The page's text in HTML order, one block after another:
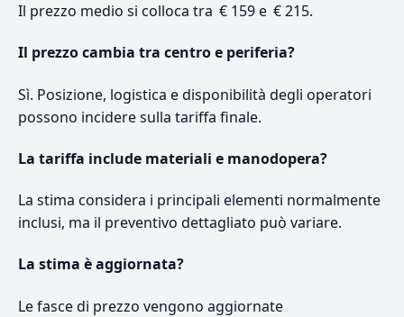
Il prezzo medio si colloca tra € 159 e € 215.
Il prezzo cambia tra centro e periferia?
Sì. Posizione, logistica e disponibilità degli operatori
possono incidere sulla tariffa finale.
La tariffa include materiali e manodopera?
La stima considera i principali elementi normalmente
inclusi, ma il preventivo dettagliato può variare.
La stima è aggiornata?
Le fasce di prezzo vengono aggiornate